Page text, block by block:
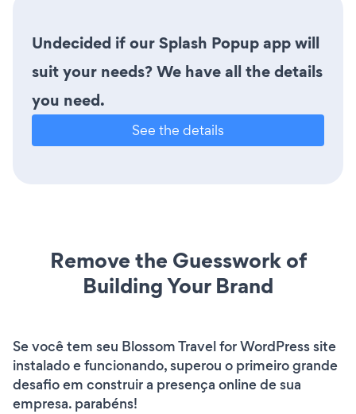
Undecided if our Splash Popup app will
suit your needs? We have all the details
you need.
See the details
Remove the Guesswork of
Building Your Brand
Se você tem seu Blossom Travel for WordPress site
instalado e funcionando, superou o primeiro grande
desafio em construir a presença online de sua
empresa. parabéns!